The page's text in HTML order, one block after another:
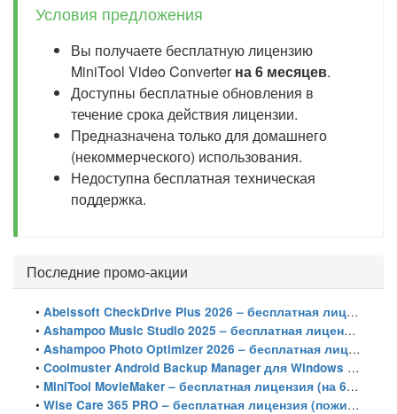
Условия предложения
Вы получаете бесплатную лицензию
MiniTool Video Converterна 6 месяцев.
Доступны бесплатные обновления в
течение срока действия лицензии.
Предназначена только для домашнего
(некоммерческого) использования.
Недоступна бесплатная техническая
поддержка.
Последние промо-акции
• Abelssoft CheckDrive Plus 2026 – бесплатная лицензия (пожизненная)
• Ashampoo Music Studio 2025 – бесплатная лицензия (пожизненная)
• Ashampoo Photo Optimizer 2026 – бесплатная лицензия (пожизненная)
• Coolmuster Android Backup Manager для Windows – бесплатная лицензия на 1 год
• MiniTool MovieMaker – бесплатная лицензия (на 6 месяцев)
• Wise Care 365 PRO – бесплатная лицензия (пожизненная)